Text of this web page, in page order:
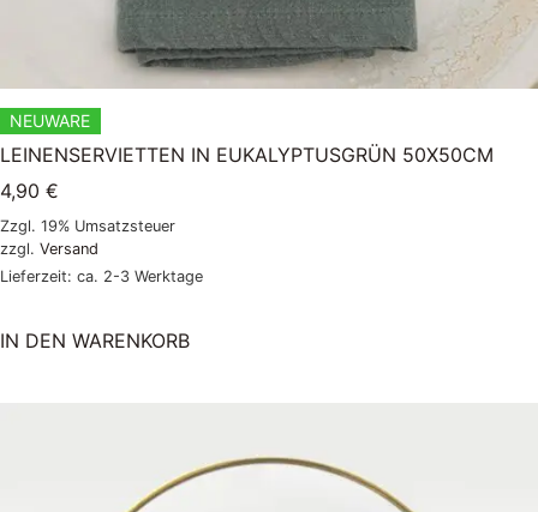
NEUWARE
LEINENSERVIETTEN IN EUKALYPTUSGRÜN 50X50CM
4,90 €
Zzgl. 19% Umsatzsteuer
zzgl. Versand
Lieferzeit: ca. 2-3 Werktage
IN DEN WARENKORB